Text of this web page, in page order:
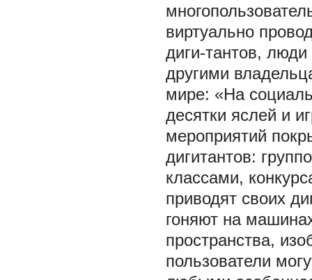
виртуально
диги-тантов,
другими
мире: «На
десятки яслей и
мероприятий
дигитантов:
классами,
приводят своих
гоняют на
пространства,
пользователи